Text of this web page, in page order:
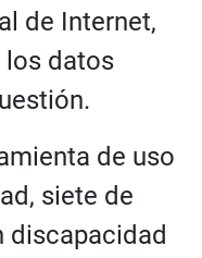
de Internet,
los datos
de uso
siete de
discapacidad